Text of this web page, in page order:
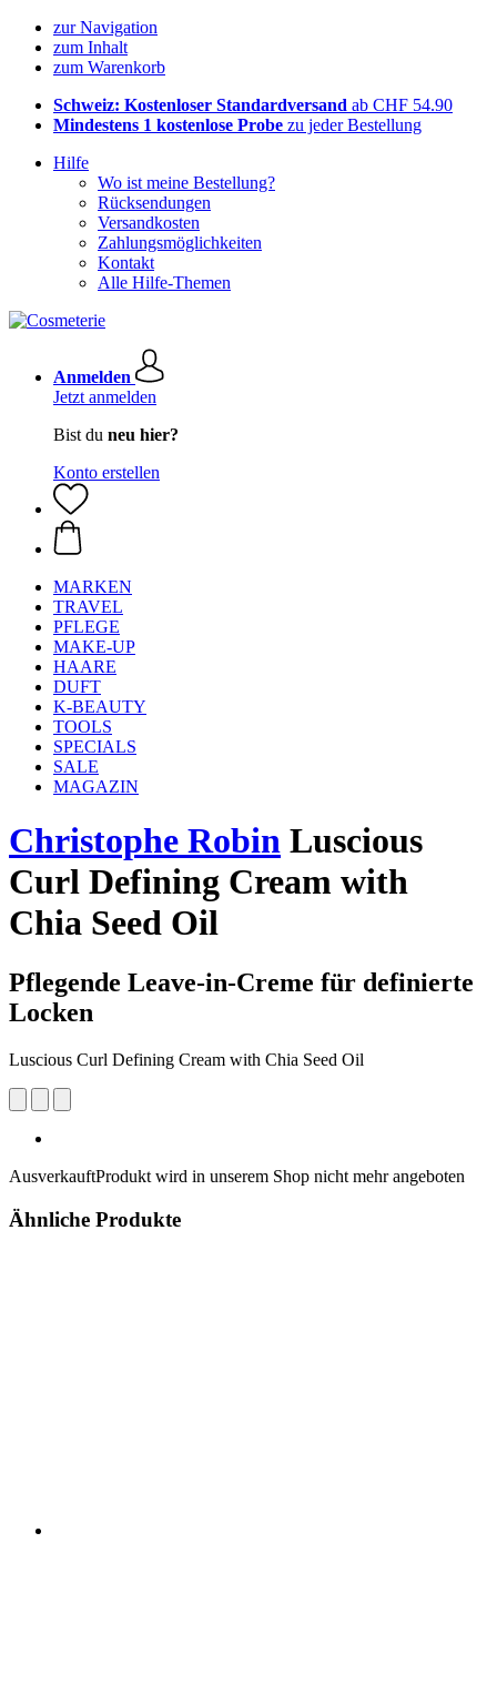
zur Navigation
zum Inhalt
zum Warenkorb
Schweiz: Kostenloser Standardversand ab CHF 54.90
Mindestens 1 kostenlose Probe zu jeder Bestellung
Hilfe
Wo ist meine Bestellung?
Rücksendungen
Versandkosten
Zahlungsmöglichkeiten
Kontakt
Alle Hilfe-Themen
Anmelden
Jetzt anmelden
Bist du neu hier?
Konto erstellen
MARKEN
TRAVEL
PFLEGE
MAKE-UP
HAARE
DUFT
K-BEAUTY
TOOLS
SPECIALS
SALE
MAGAZIN
Christophe Robin Luscious
Curl Defining Cream with
Chia Seed Oil​
Pflegende Leave-in-Creme für definierte
Locken
Luscious Curl Defining Cream with Chia Seed Oil​
AusverkauftProdukt wird in unserem Shop nicht mehr angeboten
Ähnliche Produkte